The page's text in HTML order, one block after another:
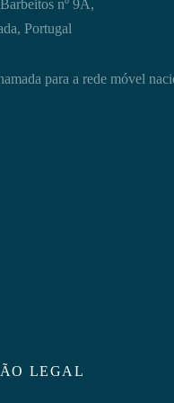
LEGAL
nº 9A,
Portugal
para a rede móvel